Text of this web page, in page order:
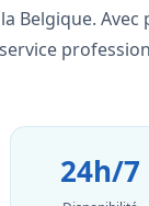
Belgique. Avec
24h/7